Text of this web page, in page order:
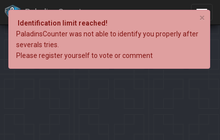
PaladinsCounter ×
Identification limit reached!
PaladinsCounter was not able to identify you properly after
severals tries.
Please register yourself to vote or comment